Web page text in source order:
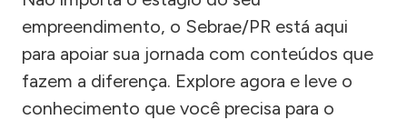
empreendimento, o Sebrae/PR está aqui
para apoiar sua jornada com conteúdos que
fazem a diferença. Explore agora e leve o
conhecimento que você precisa para o